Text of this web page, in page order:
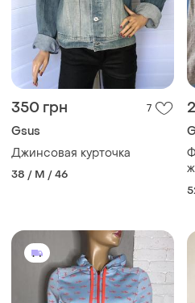
350 грн 7
Gsus
Джинсовая курточка
38 / M / 46